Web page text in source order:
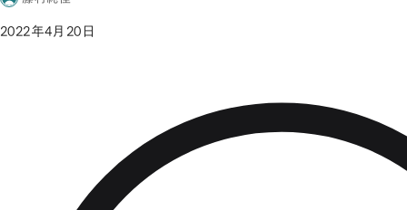
2022年4月20日